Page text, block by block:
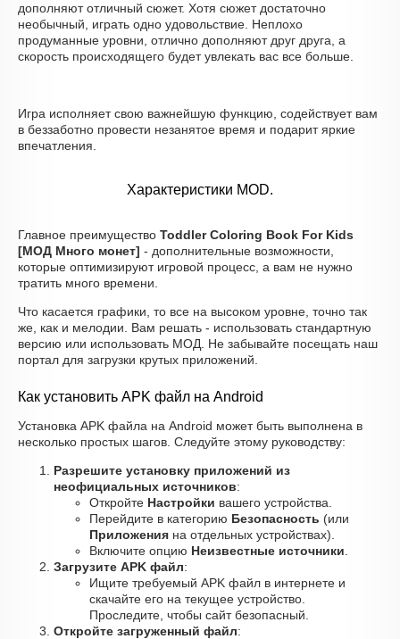
дополняют отличный сюжет. Хотя сюжет достаточно
необычный, играть одно удовольствие. Неплохо
продуманные уровни, отлично дополняют друг друга, а
скорость происходящего будет увлекать вас все больше.
Игра исполняет свою важнейшую функцию, содействует вам
в беззаботно провести незанятое время и подарит яркие
впечатления.
Характеристики MOD.
Главное преимущество Toddler Coloring Book For Kids
[МОД Много монет] - дополнительные возможности,
которые оптимизируют игровой процесс, а вам не нужно
тратить много времени.
Что касается графики, то все на высоком уровне, точно так
же, как и мелодии. Вам решать - использовать стандартную
версию или использовать МОД. Не забывайте посещать наш
портал для загрузки крутых приложений.
Как установить APK файл на Android
Установка APK файла на Android может быть выполнена в
несколько простых шагов. Следуйте этому руководству:
Разрешите установку приложений из
неофициальных источников:
Откройте Настройки вашего устройства.
Перейдите в категорию Безопасность (или
Приложения на отдельных устройствах).
Включите опцию Неизвестные источники
Загрузите APK файл:
Ищите требуемый APK файл в интернете и
скачайте его на текущее устройство.
Проследите, чтобы сайт безопасный.
Откройте загруженный файл: